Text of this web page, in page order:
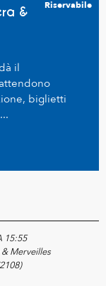
&
il
biglietti
Riservabile
15:55
Merveilles
)